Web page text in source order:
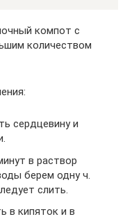
компот с
количеством
сердцевину и
в раствор
берем одну ч.
слить.
в кипяток и в